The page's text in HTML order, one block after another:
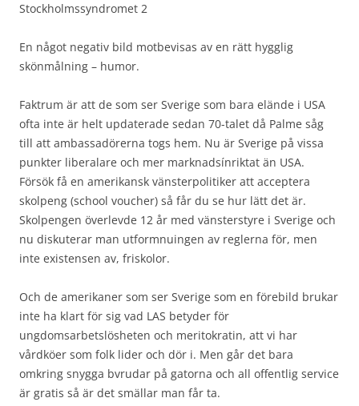
Stockholmssyndromet 2
En något negativ bild motbevisas av en rätt hygglig
skönmålning – humor.
Faktrum är att de som ser Sverige som bara elände i USA
ofta inte är helt updaterade sedan 70-talet då Palme såg
till att ambassadörerna togs hem. Nu är Sverige på vissa
punkter liberalare och mer marknadsínriktat än USA.
Försök få en amerikansk vänsterpolitiker att acceptera
skolpeng (school voucher) så får du se hur lätt det är.
Skolpengen överlevde 12 år med vänsterstyre i Sverige och
nu diskuterar man utformnuingen av reglerna för, men
inte existensen av, friskolor.
Och de amerikaner som ser Sverige som en förebild brukar
inte ha klart för sig vad LAS betyder för
ungdomsarbetslösheten och meritokratin, att vi har
vårdköer som folk lider och dör i. Men går det bara
omkring snygga bvrudar på gatorna och all offentlig service
är gratis så är det smällar man får ta.